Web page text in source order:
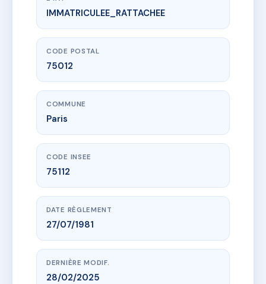
www.vme.plus/AD7161185
125 rue de Picpus 75012 Paris
125 r de picpus
IMMATRICULEE_RATTACHEE
CODE POSTAL
75012
COMMUNE
Paris
CODE INSEE
75112
DATE RÈGLEMENT
27/07/1981
DERNIÈRE MODIF.
28/02/2025